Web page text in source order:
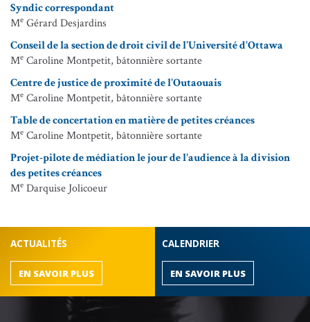
Syndic correspondant
Me Gérard Desjardins
Conseil de la section de droit civil de l'Université d'Ottawa
Me Caroline Montpetit, bâtonnière sortante
Centre de justice de proximité de l'Outaouais
Me Caroline Montpetit, bâtonnière sortante
Table de concertation en matière de petites créances
Me Caroline Montpetit, bâtonnière sortante
Projet-pilote de médiation le jour de l'audience à la division
des petites créances
Me Darquise Jolicoeur
ACTUALITÉS
EN SAVOIR PLUS
CALENDRIER
EN SAVOIR PLUS